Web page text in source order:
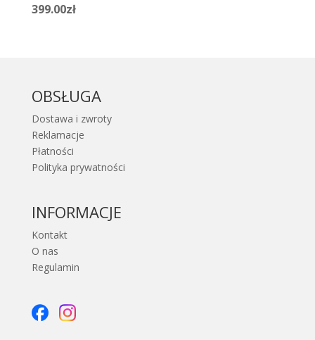
399.00zł
OBSŁUGA
Dostawa i zwroty
Reklamacje
Płatności
Polityka prywatności
INFORMACJE
Kontakt
O nas
Regulamin